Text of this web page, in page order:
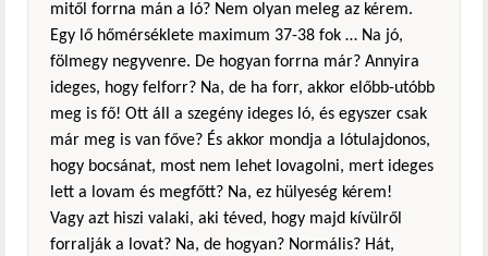
mitől forrna mán a ló? Nem olyan meleg az kérem.
Egy lő hőmérséklete maximum 37-38 fok … Na jó,
fölmegy negyvenre. De hogyan forrna már? Annyira
ideges, hogy felforr? Na, de ha forr, akkor előbb-utóbb
meg is fő! Ott áll a szegény ideges ló, és egyszer csak
már meg is van főve? És akkor mondja a lótulajdonos,
hogy bocsánat, most nem lehet lovagolni, mert ideges
lett a lovam és megfőtt? Na, ez hülyeség kérem!
Vagy azt hiszi valaki, aki téved, hogy majd kívülről
forralják a lovat? Na, de hogyan? Normális? Hát,